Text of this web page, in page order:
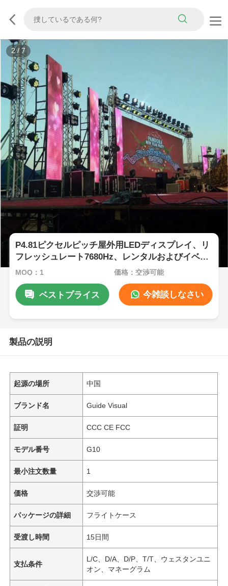
2/7
P4.81ピクセルピッチ屋外用LEDディスプレイ、リ
フレッシュレート7680Hz、レンタルおよびイベン
ト向けIP65防水
MOQ：1 価格：交渉可能
ベストプライス 今雑談しなさい
製品の説明
起源の場所 中国
ブランド名 Guide Visual
証明 CCC CE FCC
モデル番号 G10
最小注文数量 1
価格 交渉可能
パッケージの詳細 フライトケース
受渡し時間 15日間
支払条件
L/C、D/A、D/P、T/T、ウェスタンユニ
オン、マネーグラム